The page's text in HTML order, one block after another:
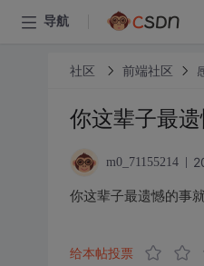
导航
社区 前端社区
你这辈子最
m0_71155214
你这辈子最遗憾的事
给本帖投票